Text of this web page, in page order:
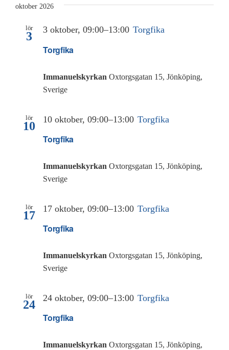
oktober 2026
lör
3
Torgfika
3 oktober, 09:00–13:00 Torgfika
Immanuelskyrkan Oxtorgsgatan 15, Jönköping,
Sverige
lör
10
Torgfika
10 oktober, 09:00–13:00 Torgfika
Immanuelskyrkan Oxtorgsgatan 15, Jönköping,
Sverige
lör
17
Torgfika
17 oktober, 09:00–13:00 Torgfika
Immanuelskyrkan Oxtorgsgatan 15, Jönköping,
Sverige
lör
24
Torgfika
24 oktober, 09:00–13:00 Torgfika
Immanuelskyrkan Oxtorgsgatan 15, Jönköping,